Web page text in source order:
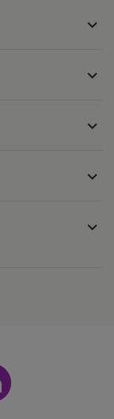
expand_more
expand_more
expand_more
expand_more
expand_more